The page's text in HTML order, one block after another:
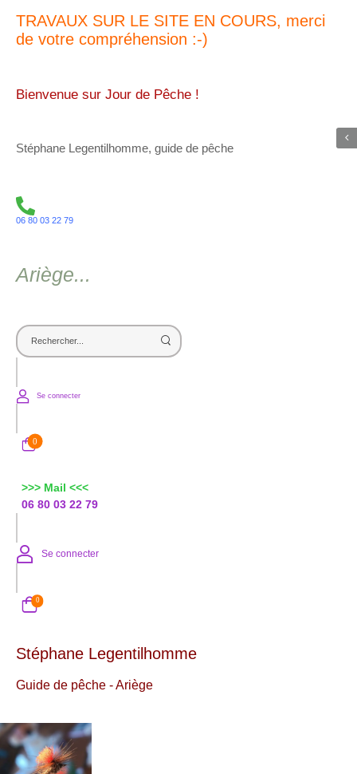
TRAVAUX SUR LE SITE EN COURS, merci
de votre compréhension :-)
Bienvenue sur Jour de Pêche !
Stéphane Legentilhomme, guide de pêche
06 80 03 22 79
Ariège...
Se connecter
0
>>> Mail <<<
06 80 03 22 79
Se connecter
0
Stéphane Legentilhomme
Guide de pêche - Ariège